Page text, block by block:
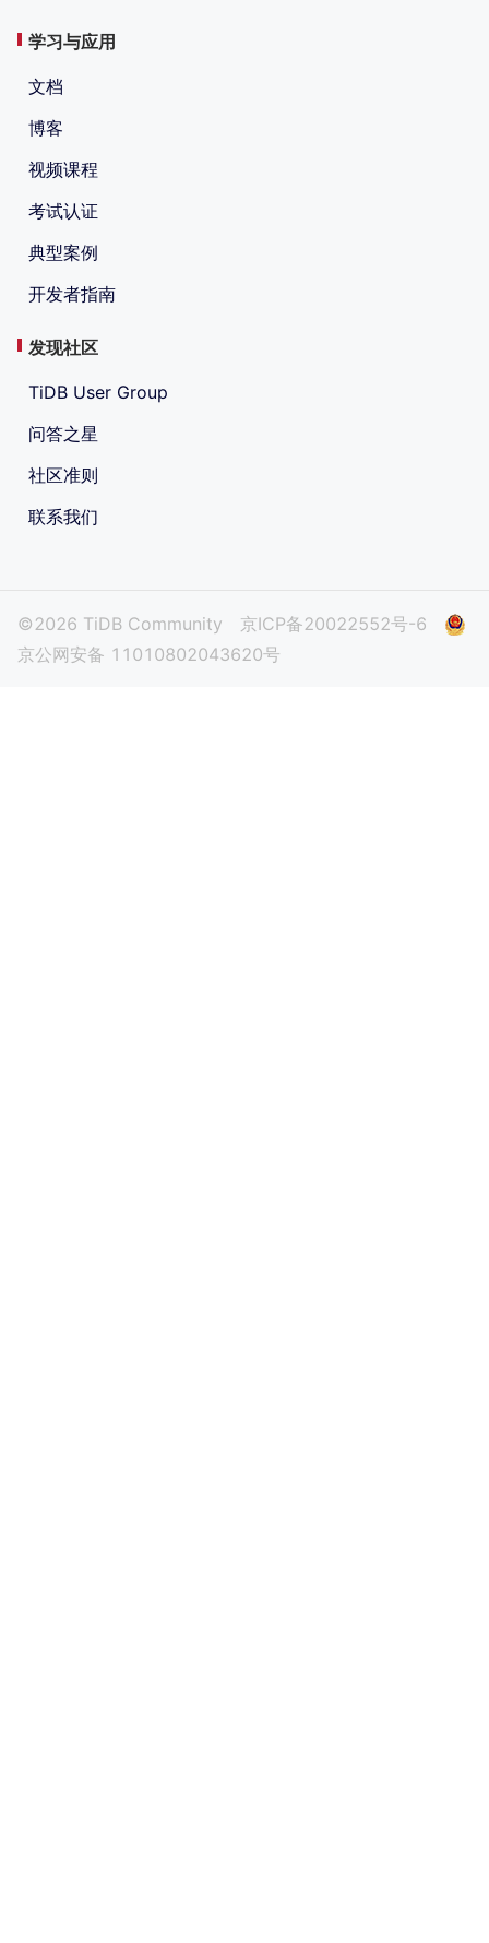
学习与应用
文档
博客
视频课程
考试认证
典型案例
开发者指南
发现社区
TiDB User Group
问答之星
社区准则
联系我们
©2026 TiDB Community
京ICP备20022552号-6
京公网安备 11010802043620号